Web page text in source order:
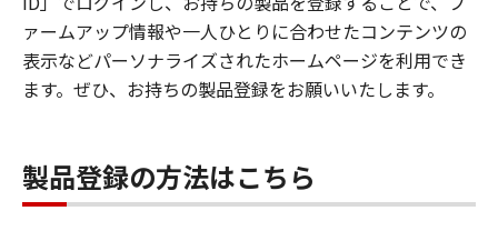
ァームアップ情報や一人ひとりに合わせたコンテンツの
表示などパーソナライズされたホームページを利用でき
ます。ぜひ、お持ちの製品登録をお願いいたします。
製品登録の方法はこちら